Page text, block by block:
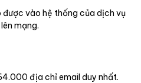
vào hệ thống của dịch vụ
mạng.
địa chỉ email duy nhất.